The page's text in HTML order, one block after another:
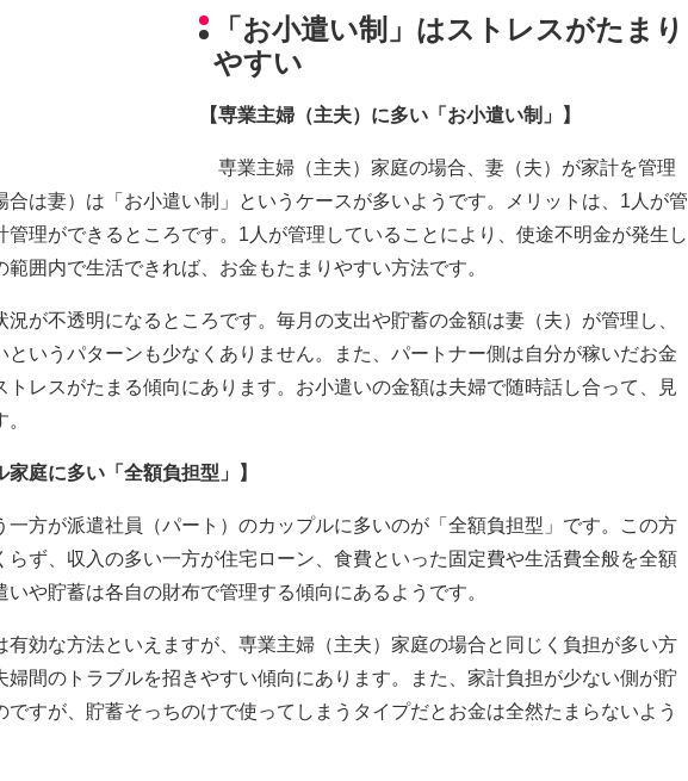
「お小遣い制」はストレスがたまり
やすい
【専業主婦（主夫）に多い「お小遣い制」】
専業主婦（主夫）家庭の場合、妻（夫）が家計を管理
合は妻）は「お小遣い制」というケースが多いようです。メリットは、1人が管
管理ができるところです。1人が管理していることにより、使途不明金が発生し
囲内で生活できれば、お金もたまりやすい方法です。
が不透明になるところです。毎月の支出や貯蓄の金額は妻（夫）が管理し、
というパターンも少なくありません。また、パートナー側は自分が稼いだお金
トレスがたまる傾向にあります。お小遣いの金額は夫婦で随時話し合って、見
家庭に多い「全額負担型」】
方が派遣社員（パート）のカップルに多いのが「全額負担型」です。この方
らず、収入の多い一方が住宅ローン、食費といった固定費や生活費全般を全額
や貯蓄は各自の財布で管理する傾向にあるようです。
効な方法といえますが、専業主婦（主夫）家庭の場合と同じく負担が多い方
婦間のトラブルを招きやすい傾向にあります。また、家計負担が少ない側が貯
すが、貯蓄そっちのけで使ってしまうタイプだとお金は全然たまらないよう